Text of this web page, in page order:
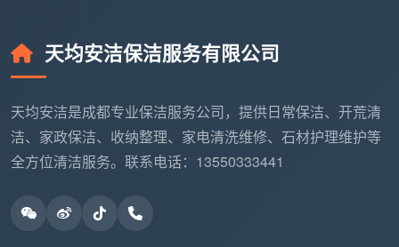
与
窗
式/挑空/超大窗
量上浮
积落地窗与多扇移门增加擦
窗工时
特
殊
按实际情况单独
如特殊石材地面护理、旧家
天均安洁保洁服务有限公司
天均安洁是成都专业保洁服务公司，提供日常保洁、开荒清
洁、家政保洁、收纳整理、家电清洗维修、石材护理维护等
全方位清洁服务。联系电话：13550333441